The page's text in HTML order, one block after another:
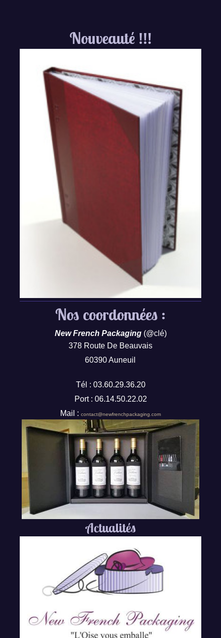
Nouveauté !!!
Nos coordonnées :
New French Packaging (@clé)
378 Route De Beauvais
60390 Auneuil
Tél : 03.60.29.36.20
Port : 06.14.50.22.02
Mail : contact@newfrenchpackaging.com
Actualités